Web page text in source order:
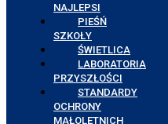
NAJLEPSI
PIEŚŃ
SZKOŁY
ŚWIETLICA
LABORATORIA
PRZYSZŁOŚCI
STANDARDY
OCHRONY
MAŁOLETNICH